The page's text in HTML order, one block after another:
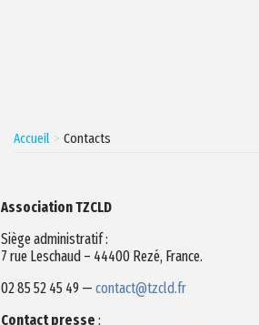
Accueil Contacts
Association TZCLD
Siège administratif :
7 rue Leschaud – 44400 Rezé, France.
02 85 52 45 49 — contact@tzcld.fr
Contact presse :